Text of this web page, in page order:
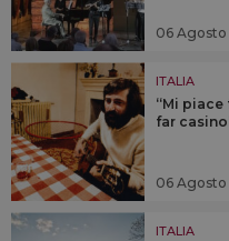
06
ITALIA
“Mi
far
06
ITALIA